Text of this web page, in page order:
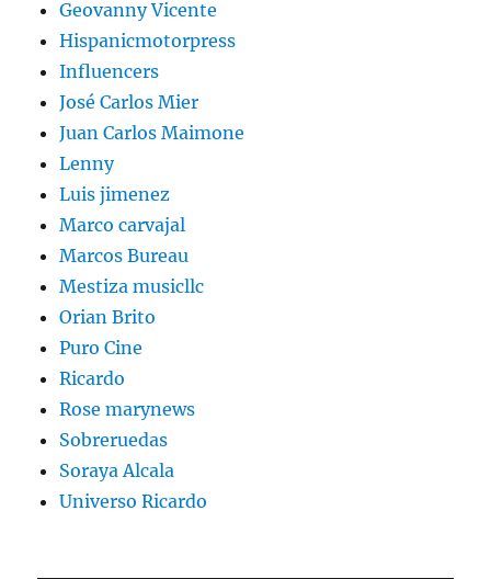
Geovanny Vicente
Hispanicmotorpress
Influencers
José Carlos Mier
Juan Carlos Maimone
Lenny
Luis jimenez
Marco carvajal
Marcos Bureau
Mestiza musicllc
Orian Brito
Puro Cine
Ricardo
Rose marynews
Sobreruedas
Soraya Alcala
Universo Ricardo